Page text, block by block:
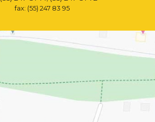
fax: (55) 247 83 95